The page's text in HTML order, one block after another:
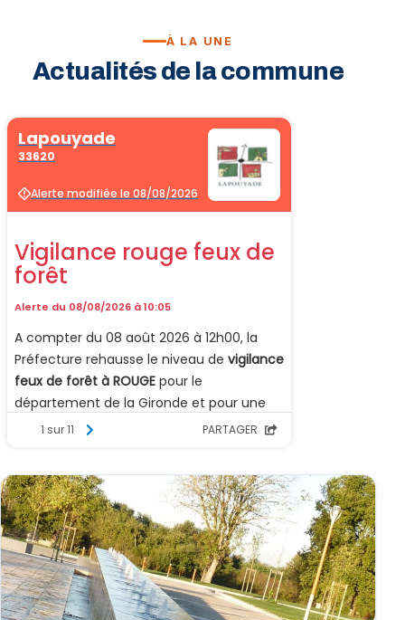
À LA UNE
Actualités de la commune